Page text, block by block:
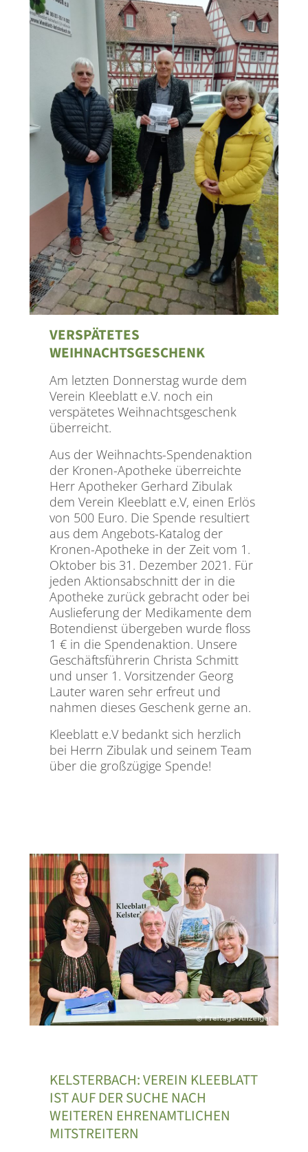
VERSPÄTETES
WEIHNACHTSGESCHENK
Am letzten Donnerstag wurde dem
Verein Kleeblatt e.V. noch ein
verspätetes Weihnachtsgeschenk
überreicht.
Aus der Weihnachts-Spendenaktion
der Kronen-Apotheke überreichte
Herr Apotheker Gerhard Zibulak
dem Verein Kleeblatt e.V, einen Erlös
von 500 Euro. Die Spende resultiert
aus dem Angebots-Katalog der
Kronen-Apotheke in der Zeit vom 1.
Oktober bis 31. Dezember 2021. Für
jeden Aktionsabschnitt der in die
Apotheke zurück gebracht oder bei
Auslieferung der Medikamente dem
Botendienst übergeben wurde floss
1 € in die Spendenaktion. Unsere
Geschäftsführerin Christa Schmitt
und unser 1. Vorsitzender Georg
Lauter waren sehr erfreut und
nahmen dieses Geschenk gerne an.
Kleeblatt e.V bedankt sich herzlich
bei Herrn Zibulak und seinem Team
über die großzügige Spende!
KELSTERBACH: VEREIN KLEEBLATT
IST AUF DER SUCHE NACH
WEITEREN EHRENAMTLICHEN
MITSTREITERN